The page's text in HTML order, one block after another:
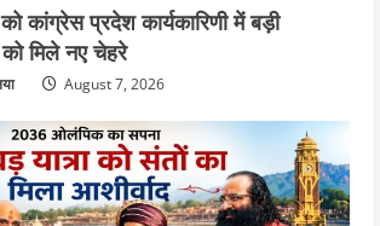
कांग्रेस प्रदेश कार्यकारिणी में बड़ी
मिले नए चेहरे
August 7, 2026